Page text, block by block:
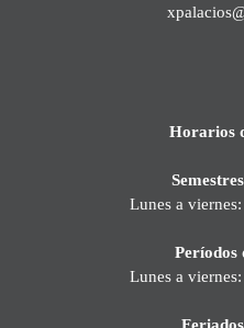
Horarios
Lunes a
Períodos
Lunes a